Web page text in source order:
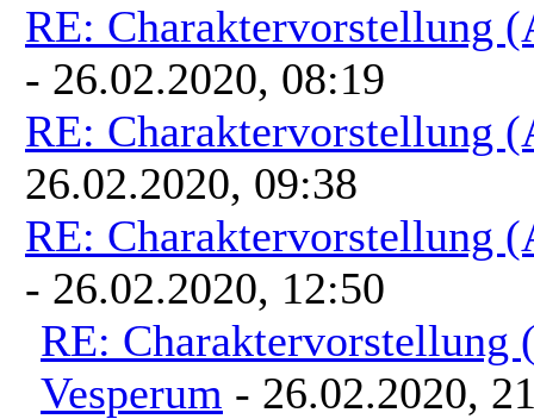
RE: Charaktervorstellung
- 26.02.2020, 08:19
RE: Charaktervorstellung
26.02.2020, 09:38
RE: Charaktervorstellung
- 26.02.2020, 12:50
RE: Charaktervorstellung
Vesperum - 26.02.2020,